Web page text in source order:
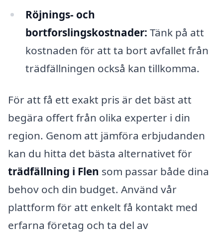
Röjnings- och
bortforslingskostnader: Tänk på att
kostnaden för att ta bort avfallet från
trädfällningen också kan tillkomma.
För att få ett exakt pris är det bäst att
begära offert från olika experter i din
region. Genom att jämföra erbjudanden
kan du hitta det bästa alternativet för
trädfällning i Flen som passar både dina
behov och din budget. Använd vår
plattform för att enkelt få kontakt med
erfarna företag och ta del av